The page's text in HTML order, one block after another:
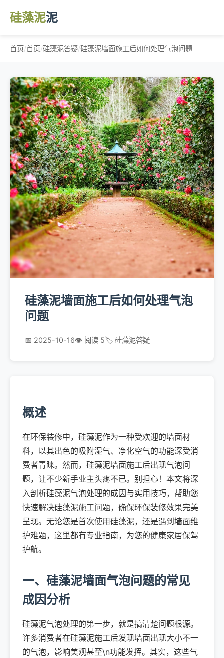
硅藻泥泥
首页/首页/硅藻泥答疑/硅藻泥墙面施工后如何处理气泡问题
硅藻泥墙面施工后如何处理气泡
问题
📅 2025-10-16👁️ 阅读 5🏷️ 硅藻泥答疑
概述
在环保装修中，硅藻泥作为一种受欢迎的墙面材
料，以其出色的吸附湿气、净化空气的功能深受消
费者青睐。然而，硅藻泥墙面施工后出现气泡问
题，让不少新手业主头疼不已。别担心！本文将深
入剖析硅藻泥气泡处理的成因与实用技巧，帮助您
快速解决硅藻泥施工问题，确保环保装修效果完美
呈现。无论您是首次使用硅藻泥，还是遇到墙面维
护难题，这里都有专业指南，为您的健康家居保驾
护航。
一、硅藻泥墙面气泡问题的常见
成因分析
硅藻泥气泡处理的第一步，就是搞清楚问题根源。
许多消费者在硅藻泥施工后发现墙面出现大小不一
的气泡，影响美观甚至\n功能发挥。其实，这些气